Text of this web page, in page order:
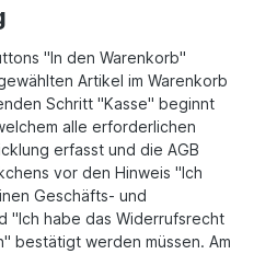
"In den Warenkorb"
Artikel im Warenkorb
Schritt "Kasse" beginnt
alle erforderlichen
erfasst und die AGB
vor den Hinweis "Ich
Geschäfts- und
"Ich habe das Widerrufsrecht
bestätigt werden müssen. Am